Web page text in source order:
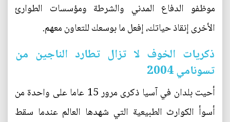
موظفو الدفاع المدني والشرطة ومؤسسات الطوارئ
الأخرى إنقاذ حياتك، إفعل ما بوسعك للتعاون معهم.
ذكريات الخوف لا تزال تطارد الناجين من
تسونامي 2004
أحيت بلدان في آسيا ذكرى مرور 15 عاما على واحدة من
أسوأ الكوارث الطبيعية التي شهدها العالم عندما سقط